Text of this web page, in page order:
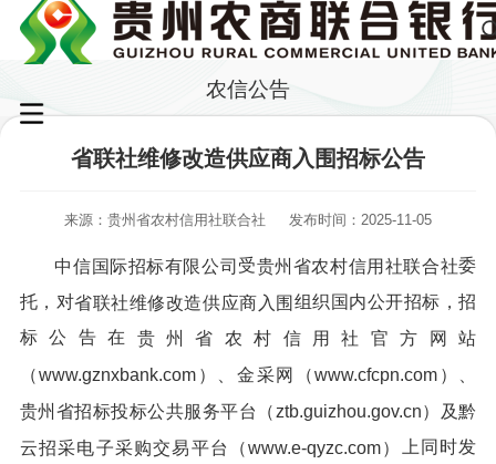
农信公告
省联社维修改造供应商入围招标公告
来源：贵州省农村信用社联合社 发布时间：2025-11-05
中信国际招标有限公司 受贵州省农村信用社联合社委
托，对省联社维修改造供应商入围组织国内公开招标，招
标公告在 贵州省农村信用社官方网站
（www.gznxbank.com）、金采网（www.cfcpn.com）、
贵州省招标投标公共服务平台（ztb.guizhou.gov.cn）
及黔
云招采电子采购交易平台（www.e-qyzc.com）
上同时发